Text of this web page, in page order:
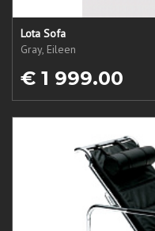
Lota Sofa
Gray, Eileen
€ 1 999.00